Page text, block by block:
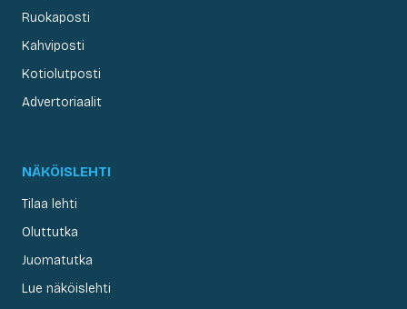
Ruokaposti
Kahviposti
Kotiolutposti
Advertoriaalit
NÄKÖISLEHTI
Tilaa lehti
Oluttutka
Juomatutka
Lue näköislehti